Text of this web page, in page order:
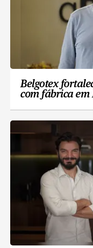
Belgotex
com fábrica em